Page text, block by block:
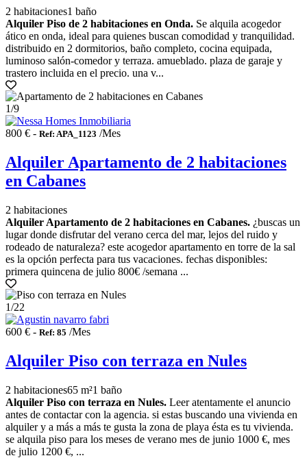
2 habitaciones1 baño
Alquiler Piso de 2 habitaciones en Onda. Se alquila acogedor
ático en onda, ideal para quienes buscan comodidad y tranquilidad.
distribuido en 2 dormitorios, baño completo, cocina equipada,
luminoso salón-comedor y terraza. amueblado. plaza de garaje y
trastero incluida en el precio. una v...
1/9
800 € - Ref: APA_1123 /Mes
Alquiler Apartamento de 2 habitaciones
en Cabanes
2 habitaciones
Alquiler Apartamento de 2 habitaciones en Cabanes. ¿buscas un
lugar donde disfrutar del verano cerca del mar, lejos del ruido y
rodeado de naturaleza? este acogedor apartamento en torre de la sal
es la opción perfecta para tus vacaciones. fechas disponibles:
primera quincena de julio 800€ /semana ...
1/22
600 € - Ref: 85 /Mes
Alquiler Piso con terraza en Nules
2 habitaciones65 m²1 baño
Alquiler Piso con terraza en Nules. Leer atentamente el anuncio
antes de contactar con la agencia. si estas buscando una vivienda en
alquiler y a más a más te gusta la zona de playa ésta es tu vivienda.
se alquila piso para los meses de verano mes de junio 1000 €, mes
de julio 1200 €, ...